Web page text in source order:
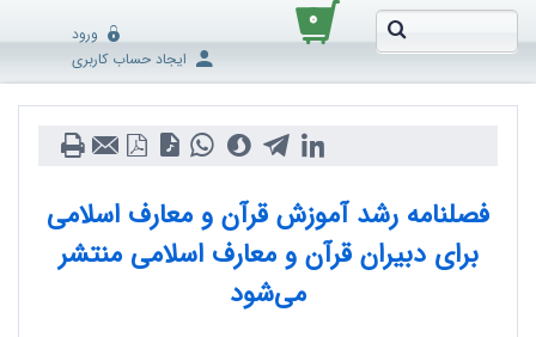
۰
ورود
ایجاد حساب کاربری
فصلنامه رشد آموزش قرآن و معارف اسلامی
برای دبیران قرآن و معارف اسلامی منتشر
می‌شود